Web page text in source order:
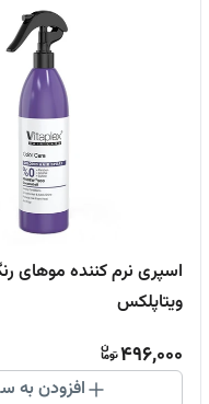
اسپری نرم کننده موهای
ویتاپلکس
496,000
افزودن به